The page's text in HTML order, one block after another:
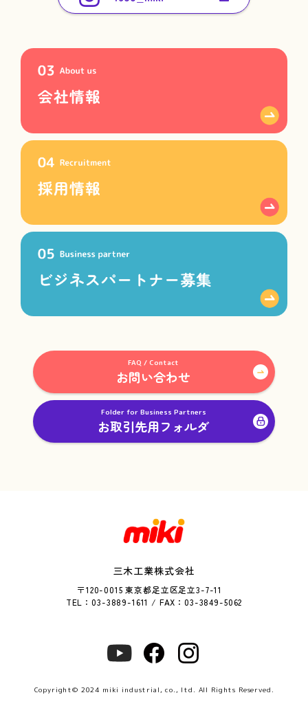
FAQ / Contact
お問い合わせ
Folder for Business Partners
お取引先用フォルダ
三木工業株式会社
〒120-0015 東京都足立区足立3-7-11
TEL：03-3889-1611 / FAX：03-3849-5062
Copyright© 2024 miki industrial, co., ltd. All Rights Reserved.